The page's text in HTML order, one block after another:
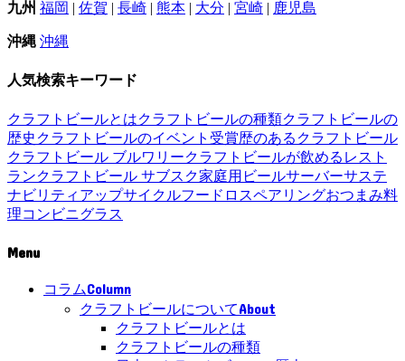
九州 福岡 | 佐賀 | 長崎 | 熊本 | 大分 | 宮崎 | 鹿児島
沖縄 沖縄
人気検索キーワード
クラフトビールとはクラフトビールの種類クラフトビールの
歴史 クラフトビールのイベント 受賞歴のあるクラフトビール
クラフトビール ブルワリークラフトビールが飲めるレスト
ランクラフトビール サブスク家庭用ビールサーバーサステ
ナビリティ アップサイクルフードロスペアリングおつまみ料
理コンビニグラス
Menu
コラムColumn
クラフトビールについてAbout
クラフトビールとは
クラフトビールの種類